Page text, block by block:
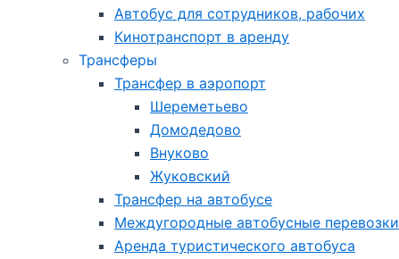
Автобус для сотрудников, рабочих
Кинотранспорт в аренду
Трансферы
Трансфер в аэропорт
Шереметьево
Домодедово
Внуково
Жуковский
Трансфер на автобусе
Междугородные автобусные перевозки
Аренда туристического автобуса